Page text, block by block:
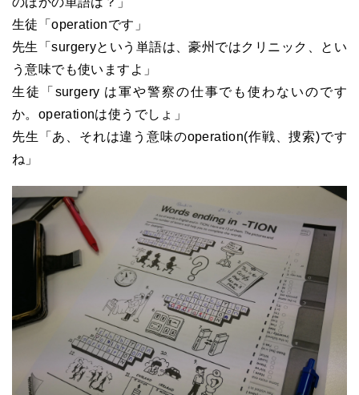
生徒「operationです」
先生「surgeryという単語は、豪州ではクリニック、とい
う意味でも使いますよ」
生徒「surgery は軍や警察の仕事でも使わないのです
か。operationは使うでしょ」
先生「あ、それは違う意味のoperation(作戦、捜索)です
ね」